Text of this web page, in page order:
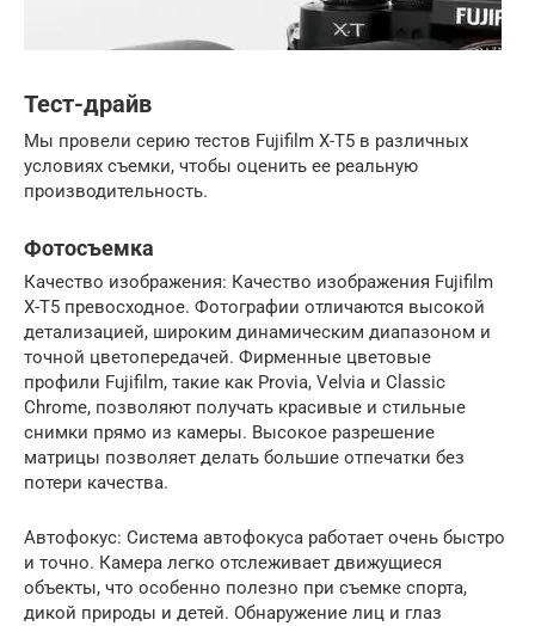
Тест-драйв
Мы провели серию тестов Fujifilm X-T5 в различных
условиях съемки, чтобы оценить ее реальную
производительность.
Фотосъемка
Качество изображения: Качество изображения Fujifilm
X-T5 превосходное. Фотографии отличаются высокой
детализацией, широким динамическим диапазоном и
точной цветопередачей. Фирменные цветовые
профили Fujifilm, такие как Provia, Velvia и Classic
Chrome, позволяют получать красивые и стильные
снимки прямо из камеры. Высокое разрешение
матрицы позволяет делать большие отпечатки без
потери качества.
Автофокус: Система автофокуса работает очень быстро
и точно. Камера легко отслеживает движущиеся
объекты, что особенно полезно при съемке спорта,
дикой природы и детей. Обнаружение лиц и глаз